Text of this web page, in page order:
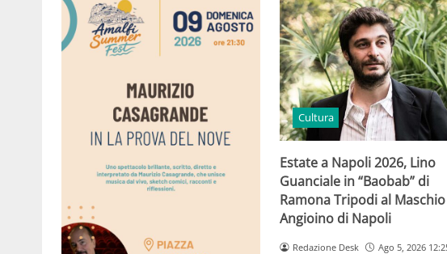
Cultura
Estate a Napoli 2026, Lino
Guanciale in “Baobab” di
Ramona Tripodi al Maschio
Angioino di Napoli
Redazione Desk Ago 5, 2026